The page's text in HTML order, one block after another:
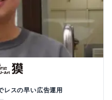
レスの早い広告運用